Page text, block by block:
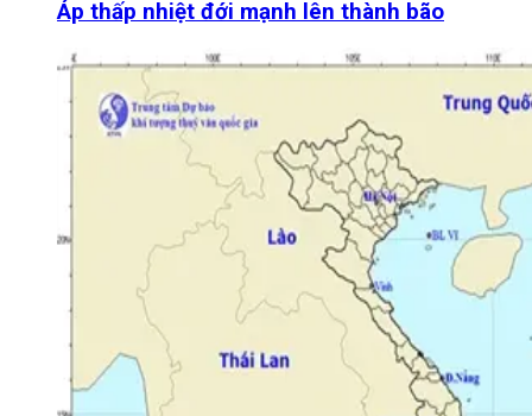
Áp thấp nhiệt đới mạnh lên thành bão